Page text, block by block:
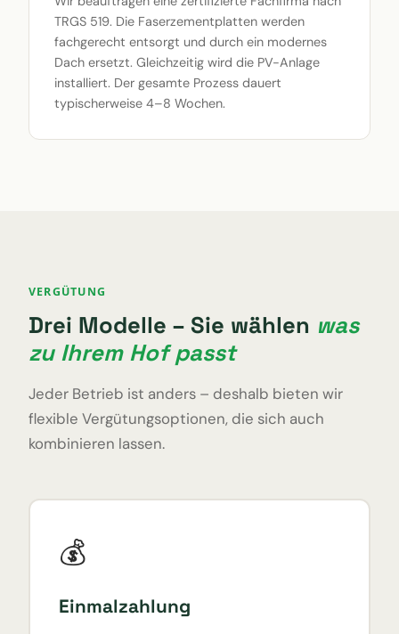
TRGS 519. Die Faserzementplatten werden
fachgerecht entsorgt und durch ein modernes
Dach ersetzt. Gleichzeitig wird die PV-Anlage
installiert. Der gesamte Prozess dauert
typischerweise 4–8 Wochen.
VERGÜTUNG
Drei Modelle – Sie wählen was
zu Ihrem Hof passt
Jeder Betrieb ist anders – deshalb bieten wir
flexible Vergütungsoptionen, die sich auch
kombinieren lassen.
💰
Einmalzahlung